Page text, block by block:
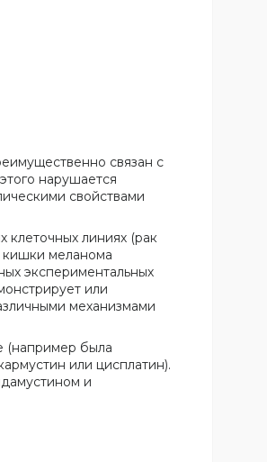
связан с
нарушается
свойствами
клеточных линиях (рак
кишки меланома
экспериментальных
или
механизмами
(например была
или цисплатин).
и